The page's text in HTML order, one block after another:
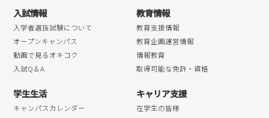
2018年04月
入試情報
入学者選抜試験について
オープンキャンパス
動画で見るオキコク
入試Q＆A
教育情報
教育支援情報
教育企画運営情報
情報教育
取得可能な免許・資格
学生生活
キャンパスカレンダー
キャリア支援
在学生の皆様